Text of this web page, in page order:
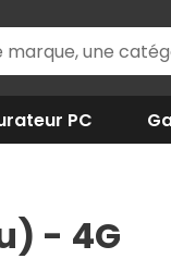
PC
- 4G